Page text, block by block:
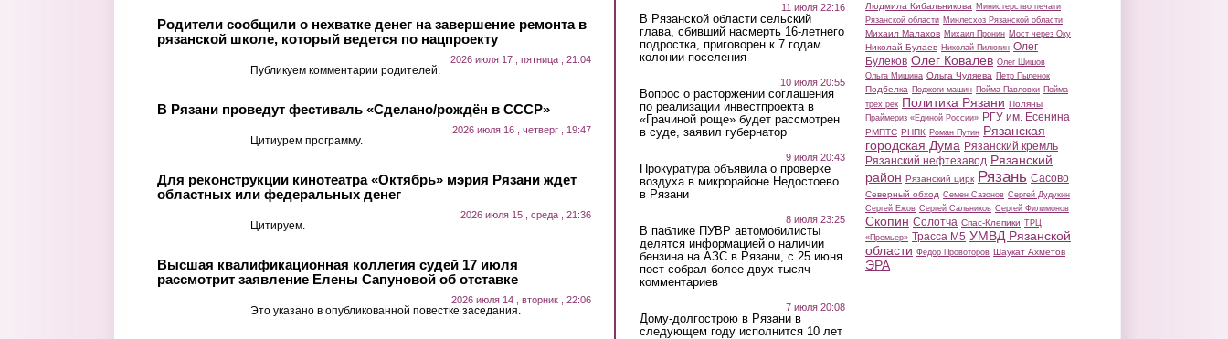
Родители сообщили о нехватке денег на завершение ремонта в
рязанской школе, который ведется по нацпроекту
2026 июля 17 , пятница , 21:04
Публикуем комментарии родителей.
В Рязани проведут фестиваль «Сделано/рождён в СССР»
2026 июля 16 , четверг , 19:47
Цитиурем программу.
Для реконструкции кинотеатра «Октябрь» мэрия Рязани ждет
областных или федеральных денег
2026 июля 15 , среда , 21:36
Цитируем.
Высшая квалификационная коллегия судей 17 июля
рассмотрит заявление Елены Сапуновой об отставке
2026 июля 14 , вторник , 22:06
Это указано в опубликованной повестке заседания.
11 июля 22:16
В Рязанской области сельский
глава, сбивший насмерть 16-летнего
подростка, приговорен к 7 годам
колонии-поселения
10 июля 20:55
Вопрос о расторжении соглашения
по реализации инвестпроекта в
«Грачиной роще» будет рассмотрен
в суде, заявил губернатор
9 июля 20:43
Прокуратура объявила о проверке
воздуха в микрорайоне Недостоево
в Рязани
8 июля 23:25
В паблике ПУВР автомобилисты
делятся информацией о наличии
бензина на АЗС в Рязани, с 25 июня
пост собрал более двух тысяч
комментариев
7 июля 20:08
Дому-долгострою в Рязани в
следующем году исполнится 10 лет
Людмила Кибальникова Министерство печати
Рязанской области Минлесхоз Рязанской области
Михаил Малахов Михаил Пронин Мост через Оку
Николай Булаев Николай Пилюгин Олег
Булеков Олег Ковалев Олег Шишов
Ольга Мишина Ольга Чуляева Петр Пыленок
Подбелка Поджоги машин Пойма Павловки Пойма
трех рек Политика Рязани Поляны
Праймериз «Единой России» РГУ им. Есенина
РМПТС РНПК Роман Путин Рязанская
городская Дума Рязанский кремль
Рязанский нефтезавод Рязанский
район Рязанский цирк Рязань Сасово
Северный обход Семен Сазонов Сергей Дудукин
Сергей Ежов Сергей Сальников Сергей Филимонов
Скопин Солотча Спас-Клепики ТРЦ
«Премьер» Трасса М5 УМВД Рязанской
области Федор Провоторов Шаукат Ахметов
ЭРА